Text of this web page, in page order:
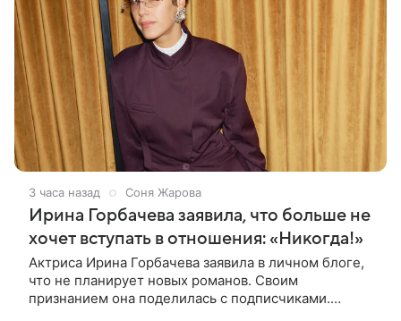
3 часа назад Соня Жарова
Ирина Горбачева заявила, что больше не
хочет вступать в отношения: «Никогда!»
Актриса Ирина Горбачева заявила в личном блоге,
что не планирует новых романов. Своим
признанием она поделилась с подписчиками.